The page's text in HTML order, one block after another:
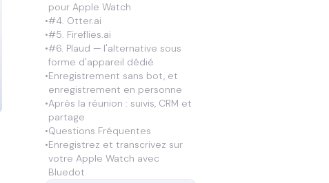
pour Apple Watch
•#4. Otter.ai
•#5. Fireflies.ai
•#6. Plaud — l'alternative sous
forme d'appareil dédié
•Enregistrement sans bot, et
enregistrement en personne
•Après la réunion : suivis, CRM et
partage
•Questions Fréquentes
•Enregistrez et transcrivez sur
votre Apple Watch avec
Bluedot